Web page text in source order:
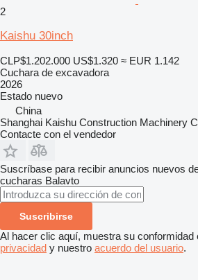
2
Kaishu 30inch
CLP$1.202.000 US$1.320 ≈ EUR 1.142
Cuchara de excavadora
2026
Estado nuevo
China
Shanghai Kaishu Construction Machinery
Contacte con el vendedor
Suscríbase para recibir anuncios nuevos
cucharas Balavto
Suscribirse
Al hacer clic aquí, muestra su conformidad
privacidad y nuestro acuerdo del usuario.